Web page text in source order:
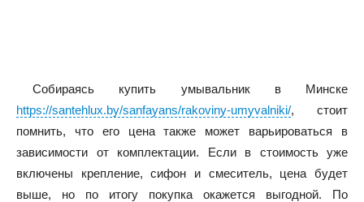
Собираясь купить умывальник в Минске
https://santehlux.by/sanfayans/rakoviny-umyvalniki/, стоит
помнить, что его цена также может варьироваться в
зависимости от комплектации. Если в стоимость уже
включены крепление, сифон и смеситель, цена будет
выше, но по итогу покупка окажется выгодной. По